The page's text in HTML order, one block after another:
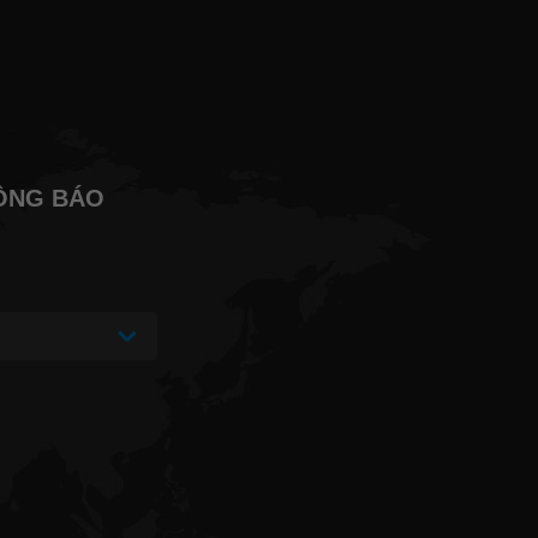
BÁO